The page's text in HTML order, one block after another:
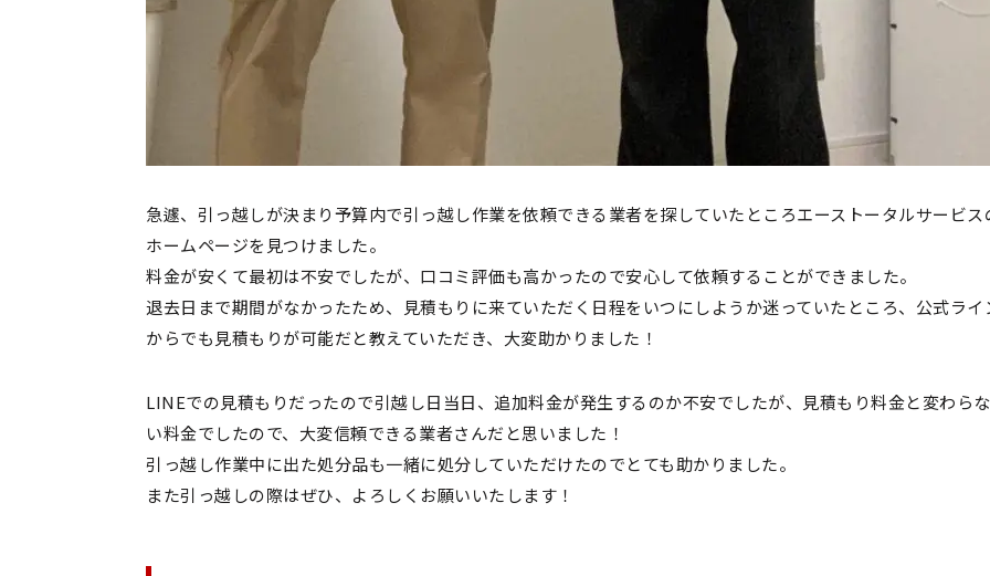
急遽、引っ越しが決まり予算内で引っ越し作業を依頼できる業者を探していたところエーストータルサービス
ホームページを見つけました。
料金が安くて最初は不安でしたが、口コミ評価も高かったので安心して依頼することができました。
退去日まで期間がなかったため、見積もりに来ていただく日程をいつにしようか迷っていたところ、公式ライ
からでも見積もりが可能だと教えていただき、大変助かりました！
LINEでの見積もりだったので引越し日当日、追加料金が発生するのか不安でしたが、見積もり料金と変わらな
い料金でしたので、大変信頼できる業者さんだと思いました！
引っ越し作業中に出た処分品も一緒に処分していただけたのでとても助かりました。
また引っ越しの際はぜひ、よろしくお願いいたします！